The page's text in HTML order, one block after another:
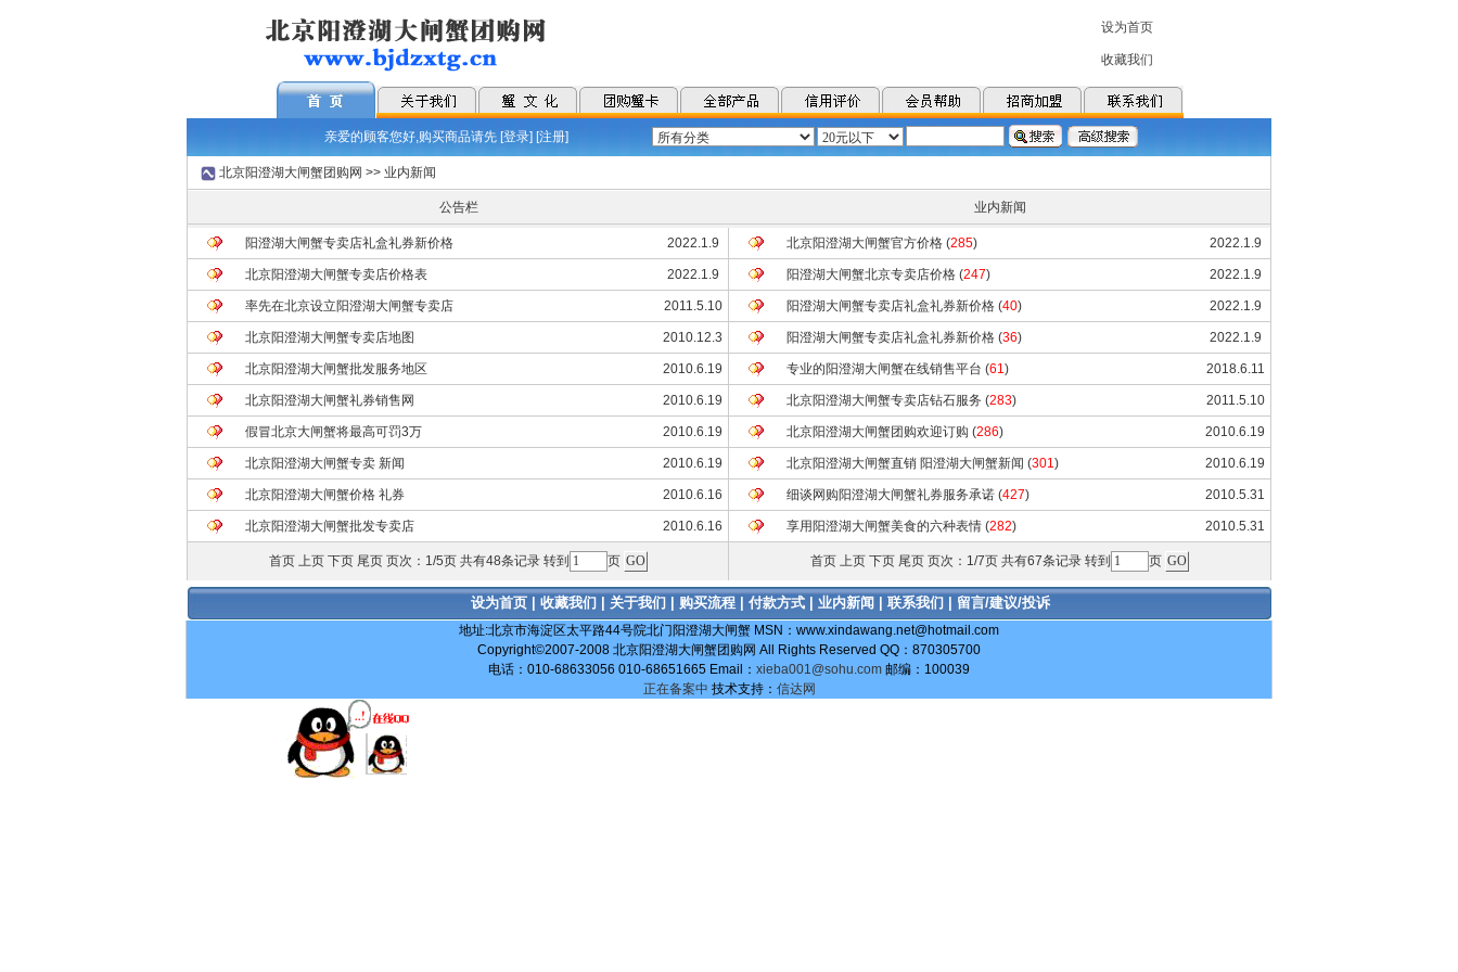
亲爱的顾客您好,购买商品请先 [登录] [注册]
北京阳澄湖大闸蟹团购网 >> 业内新闻
公告栏 业内新闻
阳澄湖大闸蟹专卖店礼盒礼券新价格 2022.1.9
北京阳澄湖大闸蟹专卖店价格表 2022.1.9
率先在北京设立阳澄湖大闸蟹专卖店 2011.5.10
北京阳澄湖大闸蟹专卖店地图 2010.12.3
北京阳澄湖大闸蟹批发服务地区 2010.6.19
北京阳澄湖大闸蟹礼券销售网 2010.6.19
假冒北京大闸蟹将最高可罚3万 2010.6.19
北京阳澄湖大闸蟹专卖 新闻 2010.6.19
北京阳澄湖大闸蟹价格 礼券 2010.6.16
北京阳澄湖大闸蟹批发专卖店 2010.6.16
首页 上页 下页 尾页页次：1/5页 共有48条记录 转到 页
北京阳澄湖大闸蟹官方价格 (285) 2022.1.9
阳澄湖大闸蟹北京专卖店价格 (247) 2022.1.9
阳澄湖大闸蟹专卖店礼盒礼券新价格 (40) 2022.1.9
阳澄湖大闸蟹专卖店礼盒礼券新价格 (36) 2022.1.9
专业的阳澄湖大闸蟹在线销售平台 (61) 2018.6.11
北京阳澄湖大闸蟹专卖店钻石服务 (283) 2011.5.10
北京阳澄湖大闸蟹团购欢迎订购 (286) 2010.6.19
北京阳澄湖大闸蟹直销 阳澄湖大闸蟹新闻 (301) 2010.6.19
细谈网购阳澄湖大闸蟹礼券服务承诺 (427) 2010.5.31
享用阳澄湖大闸蟹美食的六种表情 (282) 2010.5.31
首页 上页 下页 尾页 页次：1/7页 共有67条记录 转到 页
设为首页 收藏我们 关于我们 购买流程 付款方式 业内新闻 联系我们 留言/建议/投诉
地址:北京市海淀区太平路44号院北门阳澄湖大闸蟹 MSN：www.xindawang.net@hotmail.com
Copyright©2007-2008 北京阳澄湖大闸蟹团购网 All Rights Reserved QQ：870305700
电话：010-68633056 010-68651665 Email： xieba001@sohu.com 邮编：100039
正在备案中 技术支持： 信达网